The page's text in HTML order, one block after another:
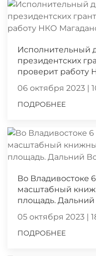
Исполнительный
президентских
проверит работу
06 октября 2023 |
ПОДРОБНЕЕ
Во Владивостоке
масштабный
площадь. Дальний
05 октября 2023 |
ПОДРОБНЕЕ